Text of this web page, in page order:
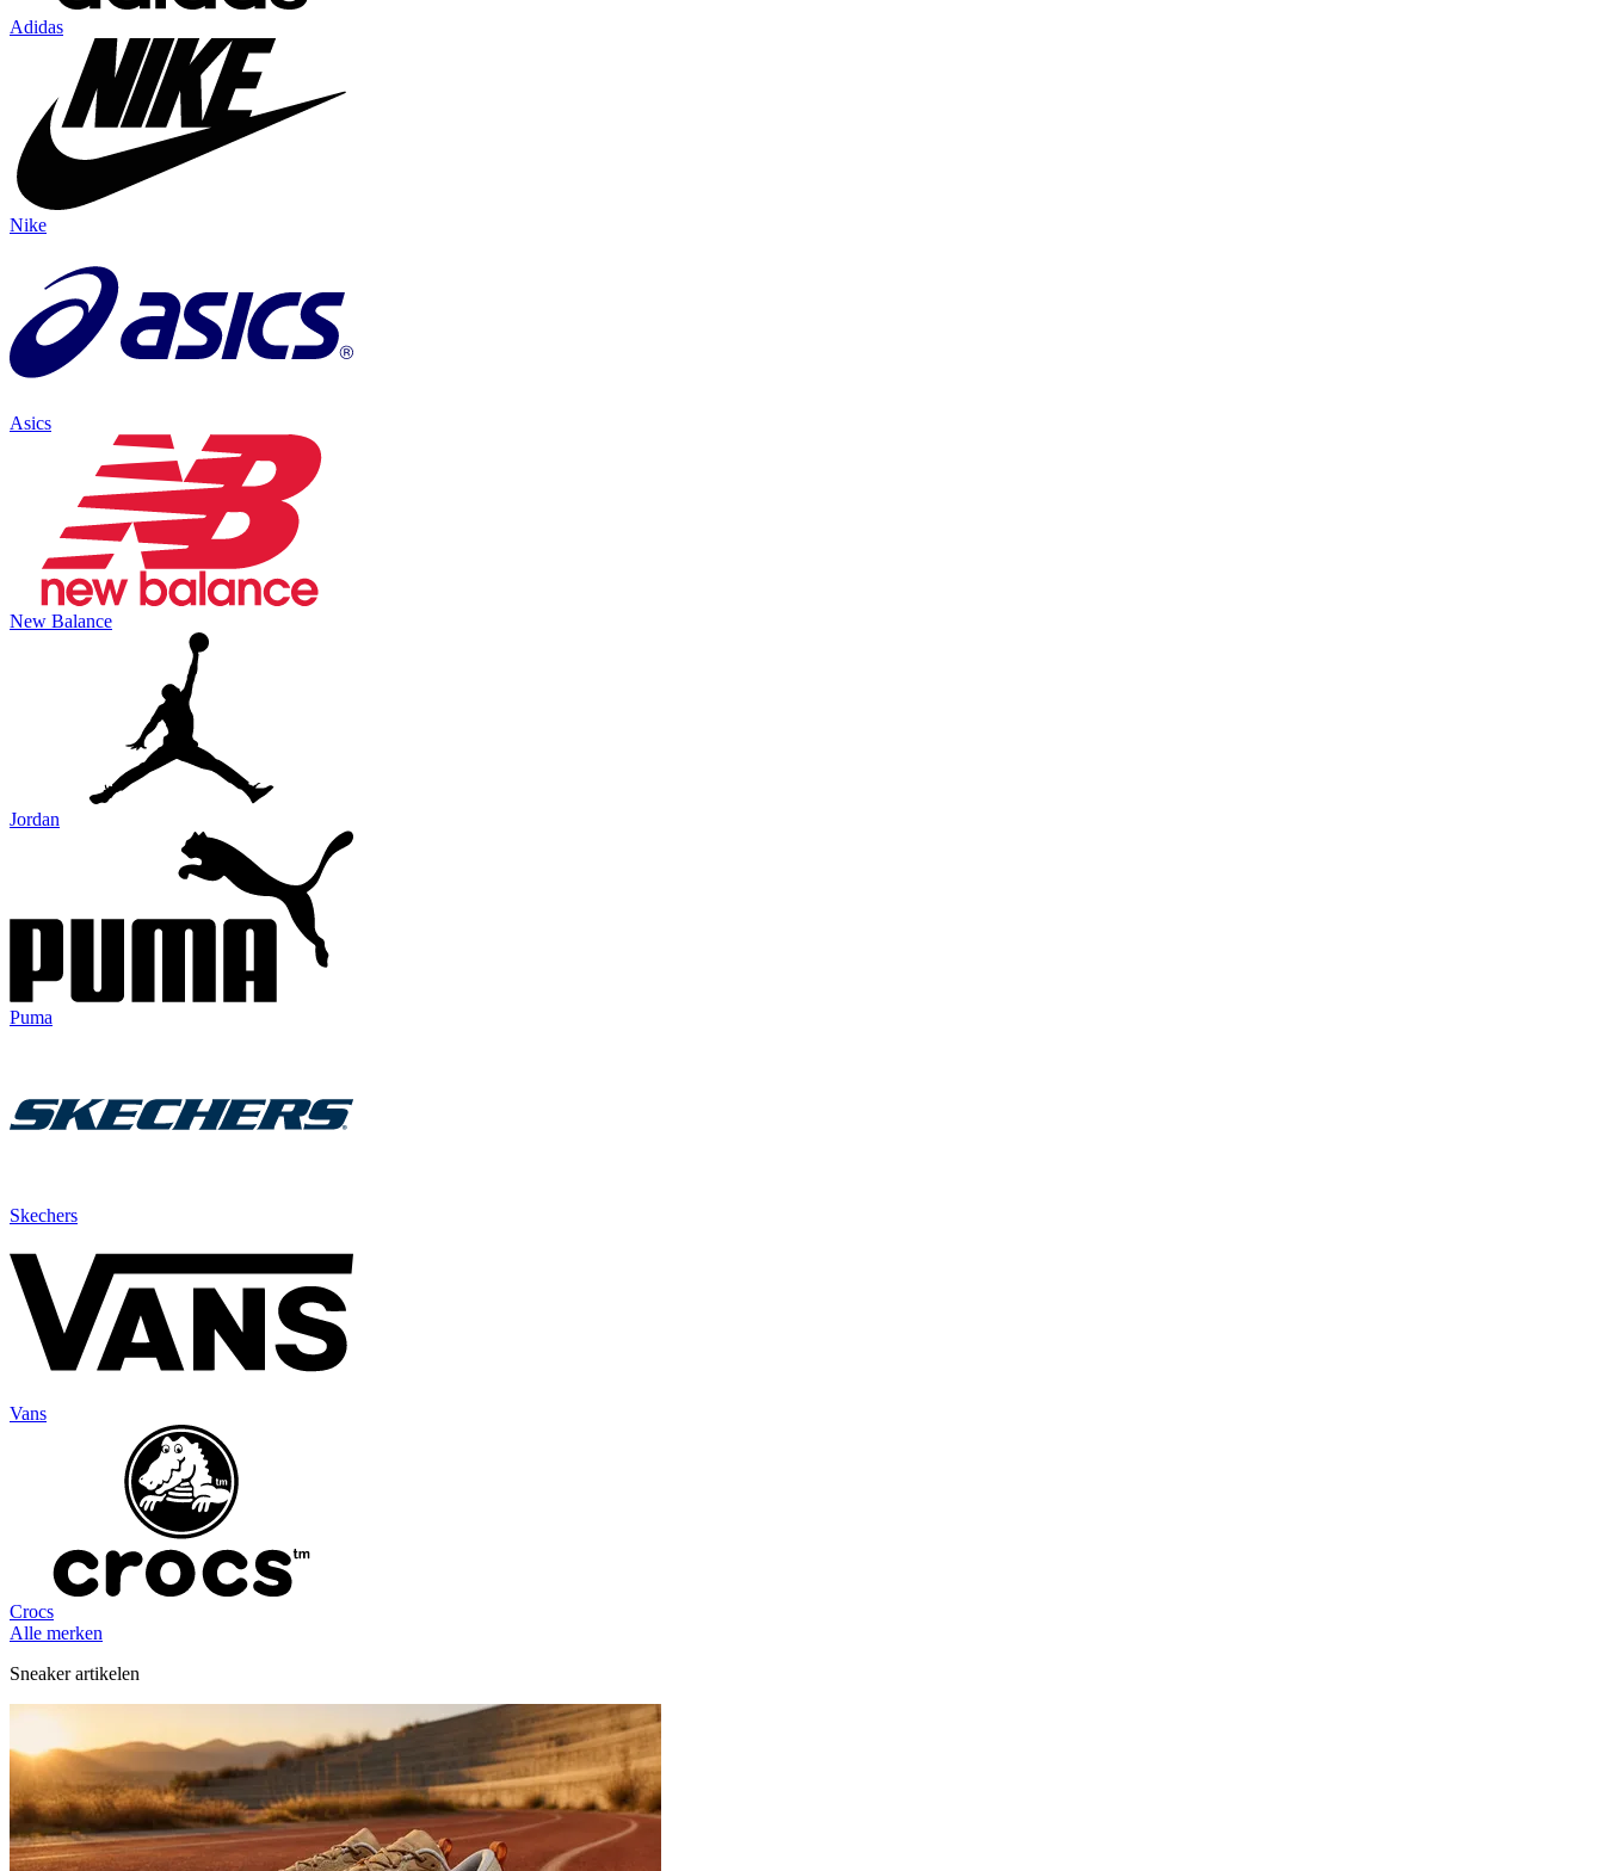
Adidas
Nike
Asics
New Balance
Jordan
Puma
Skechers
Vans
Crocs
Alle merken
Sneaker artikelen